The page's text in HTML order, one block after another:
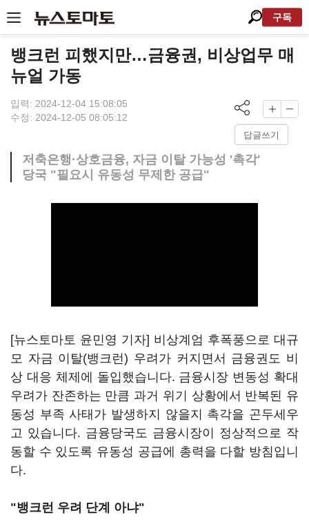
구독
뱅크런 피했지만…금융권, 비상업무 매
뉴얼 가동
입력: 2024-12-04 15:08:05
수정: 2024-12-05 08:05:12
답글쓰기
저축은행·상호금융, 자금 이탈 가능성 '촉각'
당국 "필요시 유동성 무제한 공급"
[뉴스토마토 윤민영 기자] 비상계엄 후폭풍으로 대규
모 자금 이탈(뱅크런) 우려가 커지면서 금융권도 비
상 대응 체제에 돌입했습니다. 금융시장 변동성 확대
우려가 잔존하는 만큼 과거 위기 상황에서 반복된 유
동성 부족 사태가 발생하지 않을지 촉각을 곤두세우
고 있습니다. 금융당국도 금융시장이 정상적으로 작
동할 수 있도록 유동성 공급에 총력을 다할 방침입니
다.
"뱅크런 우려 단계 아냐"